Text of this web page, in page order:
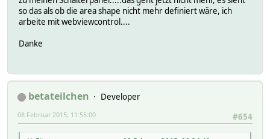
so das als ob die area shape nicht mehr definiert wäre, ich
arbeite mit webviewcontrol....
Danke
betateilchen
Developer
#654
08 Februar 2015, 11:55:00